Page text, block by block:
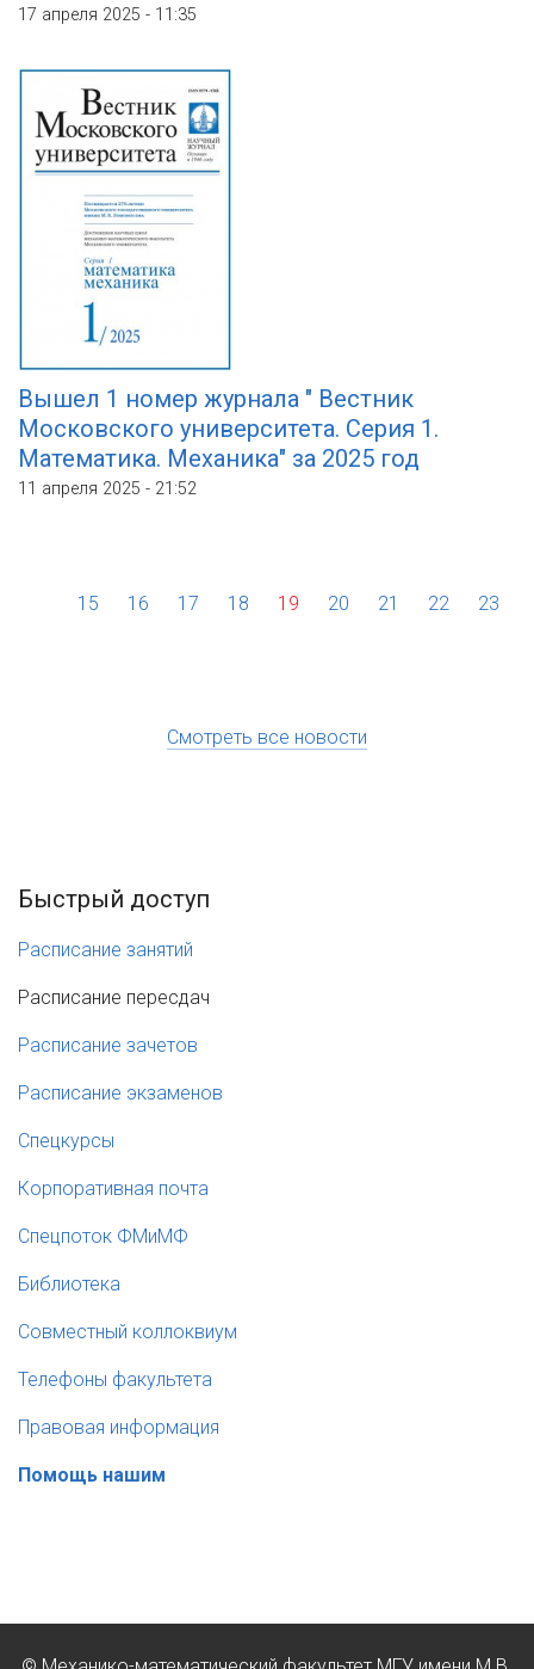
17 апреля 2025 - 11:35
Вышел 1 номер журнала " Вестник
Московского университета. Серия 1.
Математика. Механика" за 2025 год
11 апреля 2025 - 21:52
15 16 17 18 19 20 21 22 23
Смотреть все новости
Быстрый доступ
Расписание занятий
Расписание пересдач
Расписание зачетов
Расписание экзаменов
Cпецкурсы
Корпоративная почта
Спецпоток ФМиМФ
Библиотека
Совместный коллоквиум
Телефоны факультета
Правовая информация
Помощь нашим